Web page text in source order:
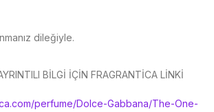
dileğiyle.
BİLGİ İÇİN FRAGRANTİCA LİNKİ
perfume/Dolce-Gabbana/The-One-